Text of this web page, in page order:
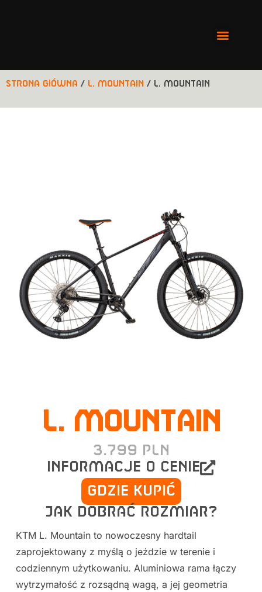
Strona główna / L. Mountain / L. Mountain
L. Mountain
informacje o cenie
Gdzie kupić
3.799 PLN
Jak dobrać rozmiar?
KTM L. Mountain to nowoczesny hardtail
zaprojektowany z myślą o jeździe w terenie i
codziennym użytkowaniu. Aluminiowa rama łączy
wytrzymałość z rozsądną wagą, a jej geometria